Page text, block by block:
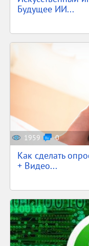
Будущее ИИ...
1959 0
Как сделать
+ Видео...